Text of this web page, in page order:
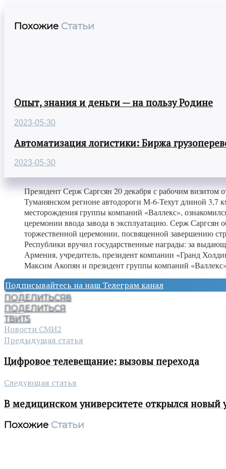
Похожие Статьи
Опыт, знания и деньги — на пользу Родине
2023-05-30
Автоматизация логистики: Биржа
2023-05-30
Президент Серж Саргсян 20 декабря с рабочим визитом
Туманянском регионе автодороги М-6-Техут длиной 3,7
месторождения группы компаний «Валлекс»,
церемонии ввода завода в эксплуатацию. Серж Саргсян
торжественной церемонии, посвященной завершению
Республики вручил государственные награды: за
Армения, учредитель, президент компании «Гранд
Максим Акопян и президент группы компаний
Подписывайтесь на наш Телеграм канал
ПОДЕЛИТЬСЯ8
ПОДЕЛИТЬСЯ
ТВИТ5
Новости СМИ2
Предыдущая статья
Цифровое телевещание: вызовы перехода
Следующая статья
В медицинском университете открылся новый
Похожие Статьи